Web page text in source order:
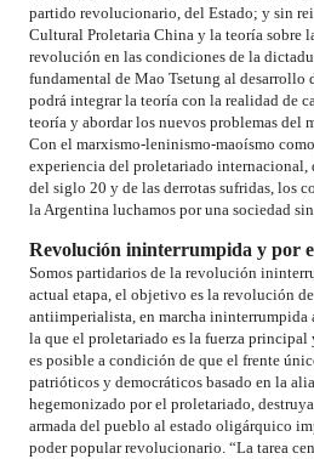
partido revolucionario, del Estado; y sin
Cultural Proletaria China y la teoría sobre
revolución en las condiciones de la
fundamental de Mao Tsetung al desarrollo
podrá integrar la teoría con la realidad de
teoría y abordar los nuevos problemas
Con el marxismo-leninismo-maoísmo
experiencia del proletariado internacional,
del siglo 20 y de las derrotas sufridas, los
la Argentina luchamos por una sociedad
Revolución ininterrumpida y por
Somos partidarios de la revolución
actual etapa, el objetivo es la revolución
antiimperialista, en marcha
la que el proletariado es la fuerza
es posible a condición de que el frente
patrióticos y democráticos basado en la
hegemonizado por el proletariado,
armada del pueblo al estado oligárquico
poder popular revolucionario. “La tarea